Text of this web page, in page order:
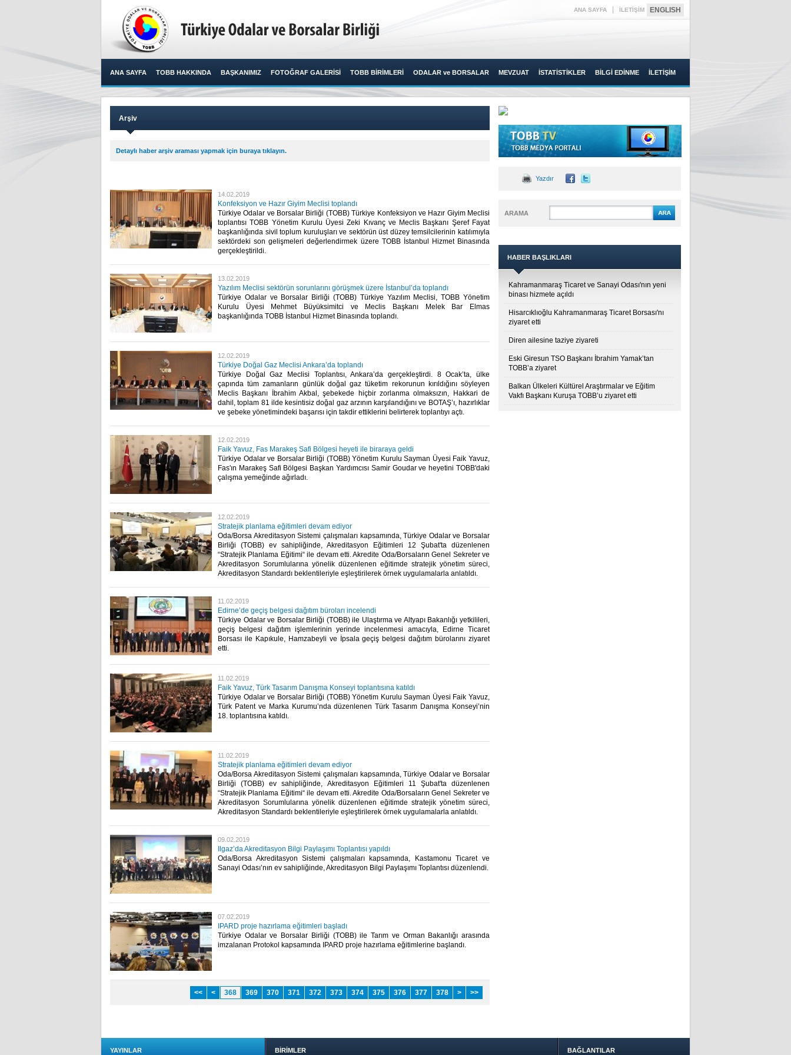
ANA SAYFA İLETİŞİM ENGLISH
ANA SAYFA TOBB HAKKINDA BAŞKANIMIZ FOTOĞRAF GALERİSİ TOBB BİRİMLERİ ODALAR ve BORSALAR MEVZUAT İSTATİSTİKLER BİLGİ EDİNME İLETİŞİM
Arşiv
Detaylı haber arşiv araması yapmak için buraya tıklayın.
14.02.2019
Konfeksiyon ve Hazır Giyim Meclisi toplandı
Türkiye Odalar ve Borsalar Birliği (TOBB) Türkiye Konfeksiyon ve Hazır Giyim Meclisi
toplantısı TOBB Yönetim Kurulu Üyesi Zeki Kıvanç ve Meclis Başkanı Şeref Fayat
başkanlığında sivil toplum kuruluşları ve sektörün üst düzey temsilcilerinin katılımıyla
sektördeki son gelişmeleri değerlendirmek üzere TOBB İstanbul Hizmet Binasında
gerçekleştirildi.​
13.02.2019
Yazılım Meclisi sektörün sorunlarını görüşmek üzere İstanbul’da toplandı
Türkiye Odalar ve Borsalar Birliği (TOBB) Türkiye Yazılım Meclisi, TOBB Yönetim
Kurulu Üyesi Mehmet Büyüksimitci ve Meclis Başkanı Melek Bar Elmas
başkanlığında TOBB İstanbul Hizmet Binasında toplandı.​
12.02.2019
Türkiye Doğal Gaz Meclisi Ankara’da toplandı
Türkiye Doğal Gaz Meclisi Toplantısı, Ankara’da gerçekleştirdi. 8 Ocak’ta, ülke
çapında tüm zamanların günlük doğal gaz tüketim rekorunun kırıldığını söyleyen
Meclis Başkanı İbrahim Akbal, şebekede hiçbir zorlanma olmaksızın, Hakkari de
dahil, toplam 81 ilde kesintisiz doğal gaz arzının karşılandığını ve BOTAŞ’ı, hazırlıklar
ve şebeke yönetimindeki başarısı için takdir ettiklerini belirterek toplantıyı açtı. ​
12.02.2019
Faik Yavuz, Fas Marakeş Safi Bölgesi heyeti ile biraraya geldi
Türkiye Odalar ve Borsalar Birliği (TOBB) Yönetim Kurulu Sayman Üyesi Faik Yavuz,
Fas'ın Marakeş Safi Bölgesi Başkan Yardımcısı Samir Goudar ve heyetini TOBB'daki
çalışma yemeğinde ağırladı.​
12.02.2019
Stratejik planlama eğitimleri devam ediyor
Oda/Borsa Akreditasyon Sistemi çalışmaları kapsamında, Türkiye Odalar ve Borsalar
Birliği (TOBB) ev sahipliğinde, Akreditasyon Eğitimleri 12 Şubat'ta düzenlenen
“Stratejik Planlama Eğitimi“ ile devam etti. Akredite Oda/Borsaların Genel Sekreter ve
Akreditasyon Sorumlularına yönelik düzenlenen eğitimde stratejik yönetim süreci,
Akreditasyon Standardı beklentileriyle eşleştirilerek örnek uygulamalarla anlatıldı. ​
11.02.2019
Edirne’de geçiş belgesi dağıtım büroları incelendi
Türkiye Odalar ve Borsalar Birliği (TOBB) ile Ulaştırma ve Altyapı Bakanlığı yetkilileri,
geçiş belgesi dağıtım işlemlerinin yerinde incelenmesi amacıyla, Edirne Ticaret
Borsası ile Kapıkule, Hamzabeyli ve İpsala geçiş belgesi dağıtım bürolarını ziyaret
etti.​
11.02.2019
Faik Yavuz, Türk Tasarım Danışma Konseyi toplantısına katıldı
Türkiye Odalar ve Borsalar Birliği (TOBB) Yönetim Kurulu Sayman Üyesi Faik Yavuz,
Türk Patent ve Marka Kurumu’nda düzenlenen Türk Tasarım Danışma Konseyi’nin
18. toplantısına katıldı.​
11.02.2019
Stratejik planlama eğitimleri devam ediyor
Oda/Borsa Akreditasyon Sistemi çalışmaları kapsamında, Türkiye Odalar ve Borsalar
Birliği (TOBB) ev sahipliğinde, Akreditasyon Eğitimleri 11 Şubat'ta düzenlenen
“Stratejik Planlama Eğitimi“ ile devam etti. Akredite Oda/Borsaların Genel Sekreter ve
Akreditasyon Sorumlularına yönelik düzenlenen eğitimde stratejik yönetim süreci,
Akreditasyon Standardı beklentileriyle eşleştirilerek örnek uygulamalarla anlatıldı.​
09.02.2019
Ilgaz’da Akreditasyon Bilgi Paylaşımı Toplantısı yapıldı
Oda/Borsa Akreditasyon Sistemi çalışmaları kapsamında, Kastamonu Ticaret ve
Sanayi Odası’nın ev sahipliğinde, Akreditasyon Bilgi Paylaşımı Toplantısı düzenlendi.​
07.02.2019
IPARD proje hazırlama eğitimleri başladı
Türkiye Odalar ve Borsalar Birliği (TOBB) ile Tarım ve Orman Bakanlığı arasında
imzalanan Protokol kapsamında IPARD proje hazırlama eğitimlerine başlandı.​
<< < 368 369 370 371 372 373 374 375 376 377 378 > >>
Yazdır
ARAMA
HABER BAŞLIKLARI
Kahramanmaraş Ticaret ve Sanayi Odası'nın yeni
binası hizmete açıldı
Hisarcıklıoğlu Kahramanmaraş Ticaret Borsası'nı
ziyaret etti
Diren ailesine taziye ziyareti
Eski Giresun TSO Başkanı İbrahim Yamak’tan
TOBB’a ziyaret
Balkan Ülkeleri Kültürel Araştırmalar ve Eğitim
Vakfı Başkanı Kuruşa TOBB’u ziyaret etti
YAYINLAR BİRİMLER BAĞLANTILAR